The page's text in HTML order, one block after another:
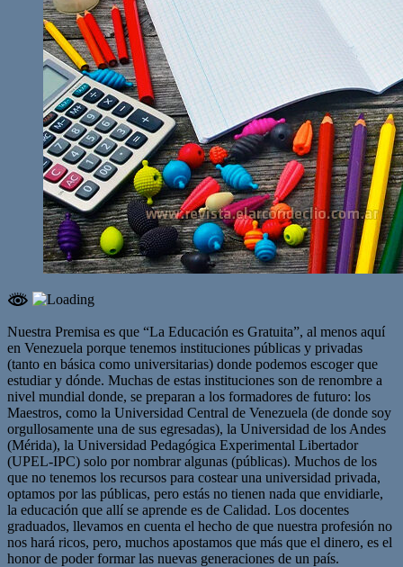
Nuestra Premisa es que “La Educación es Gratuita”, al menos aquí
en Venezuela porque tenemos instituciones públicas y privadas
(tanto en básica como universitarias) donde podemos escoger que
estudiar y dónde. Muchas de estas instituciones son de renombre a
nivel mundial donde, se preparan a los formadores de futuro: los
Maestros, como la Universidad Central de Venezuela (de donde soy
orgullosamente una de sus egresadas), la Universidad de los Andes
(Mérida), la Universidad Pedagógica Experimental Libertador
(UPEL-IPC) solo por nombrar algunas (públicas). Muchos de los
que no tenemos los recursos para costear una universidad privada,
optamos por las públicas, pero estás no tienen nada que envidiarle,
la educación que allí se aprende es de Calidad. Los docentes
graduados, llevamos en cuenta el hecho de que nuestra profesión no
nos hará ricos, pero, muchos apostamos que más que el dinero, es el
honor de poder formar las nuevas generaciones de un país.